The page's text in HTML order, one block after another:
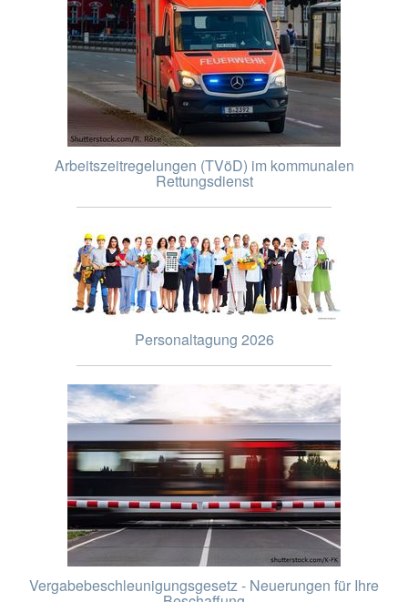
Arbeitszeitregelungen (TVöD) im kommunalen
Rettungsdienst
Personaltagung 2026
Vergabebeschleunigungsgesetz - Neuerungen für Ihre